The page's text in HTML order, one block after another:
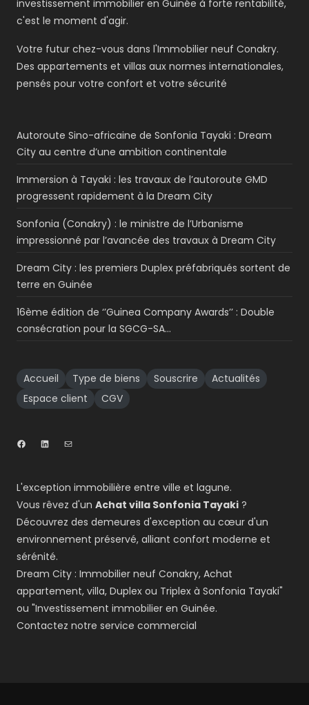
investissement immobilier en Guinée à forte rentabilité,
c'est le moment d'agir.
Votre futur chez-vous dans l'Immobilier neuf Conakry.
Des appartements et villas aux normes internationales,
pensés pour votre confort et votre sécurité
Autoroute Sino-africaine de Sonfonia Tayaki : Dream
City au centre d’une ambition continentale
Immersion à Tayaki : les travaux de l’autoroute GMD
progressent rapidement à la Dream City
Sonfonia (Conakry) : le ministre de l’Urbanisme
impressionné par l’avancée des travaux à Dream City
Dream City : les premiers Duplex préfabriqués sortent de
terre en Guinée
16ème édition de ‘’Guinea Company Awards’’ : Double
consécration pour la SGCG-SA…
Accueil Type de biens Souscrire
Actualités
Espace client
CGV
L'exception immobilière entre ville et lagune.
Vous rêvez d'un Achat villa Sonfonia Tayaki ?
Découvrez des demeures d'exception au cœur d'un
environnement préservé, alliant confort moderne et
sérénité.
Dream City : Immobilier neuf Conakry, Achat
appartement, villa, Duplex ou Triplex à Sonfonia Tayaki"
ou "Investissement immobilier en Guinée.
Contactez notre service commercial